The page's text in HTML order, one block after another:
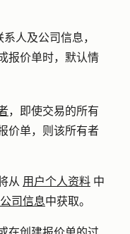
人及公司信息，
报价单时，默认情
，即使交易的所有
价单，则该所有者
从 用户个人资料 中
司信息中获取。